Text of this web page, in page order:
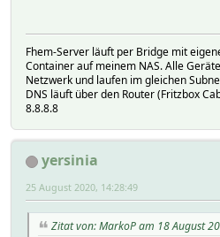
Fhem-Server läuft per Bridge mit
Container auf meinem NAS. Alle
Netzwerk und laufen im gleichen
DNS läuft über den Router (Fritzbox
8.8.8.8
yersinia
25 August 2020, 14:28:49
Zitat von: MarkoP am 18 August